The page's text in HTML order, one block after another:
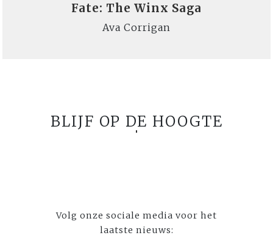
Fate: The Winx Saga
Ava Corrigan
BLIJF OP DE HOOGTE
Volg onze sociale media voor het
laatste nieuws: